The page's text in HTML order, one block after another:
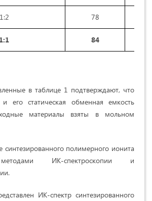
1:2 78
1:1 84
в таблице 1 подтверждают, что
его статическая обменная емкость
материалы взяты в мольном
синтезированного полимерного ионита
ИК-спектроскопии и
ИК-спектр синтезированного